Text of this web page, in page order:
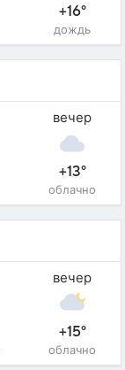
+16°
дождь
вечер
+13°
облачно
вечер
+15°
облачно